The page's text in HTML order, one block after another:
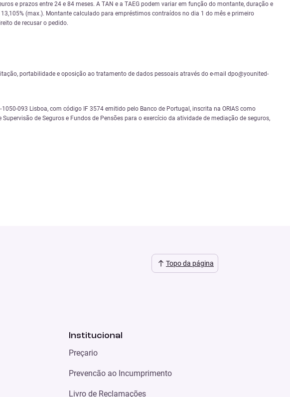
e prazos entre 24 e 84 meses. A TAN e a TAEG podem variar em função do montante, duração e
(max.). Montante calculado para empréstimos contraídos no dia 1 do mês e primeiro
de recusar o pedido.
portabilidade e oposição ao tratamento de dados pessoais através do e-mail dpo@younited-
093 Lisboa, com código IF 3574 emitido pelo Banco de Portugal, inscrita na ORIAS como
de Seguros e Fundos de Pensões para o exercício da atividade de mediação de seguros,
Topo da página
Institucional
Preçario
Prevencão ao Incumprimento
Livro de Reclamações